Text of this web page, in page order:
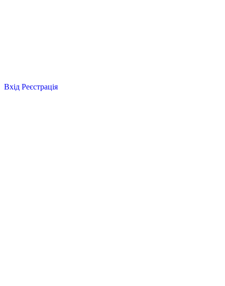
Вхід Реєстрація